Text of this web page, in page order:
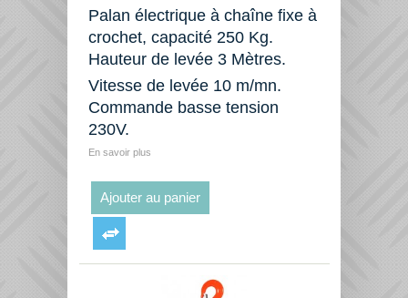
Palan électrique à chaîne fixe à
crochet, capacité 250 Kg.
Hauteur de levée 3 Mètres.
Vitesse de levée 10 m/mn.
Commande basse tension
230V.
En savoir plus
Ajouter au panier